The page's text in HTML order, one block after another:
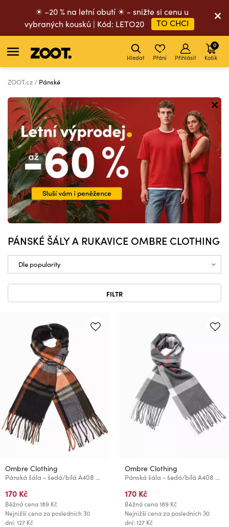
☀ –20 % na letní obutí ☀ - snižte si cenu u
vybraných kousků | Kód: LETO20
TO CHCI
Hledat Přání Přihlásit Košík
0
ZOOT.cz Pánské
PÁNSKÉ ŠÁLY A RUKAVICE OMBRE CLOTHING
FILTR
Ombre Clothing
Pánská šála - šedá/bílá A408 Ombre Clothing
170 Kč
Běžná cena189 Kč
Nejnižší cena za posledních 30
dní: 127 Kč
Ombre Clothing
Pánská šála - šedá/bílá A408 Ombre Clothing
170 Kč
Běžná cena189 Kč
Nejnižší cena za posledních 30
dní: 127 Kč